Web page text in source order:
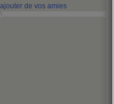
ajouter de vos amies